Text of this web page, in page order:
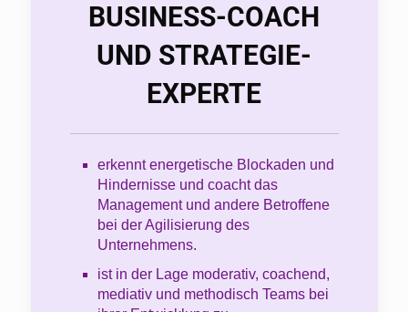
BUSINESS-COACH
UND STRATEGIE-
EXPERTE
erkennt energetische Blockaden und
Hindernisse und coacht das
Management und andere Betroffene
bei der Agilisierung des
Unternehmens.
ist in der Lage moderativ, coachend,
mediativ und methodisch Teams bei